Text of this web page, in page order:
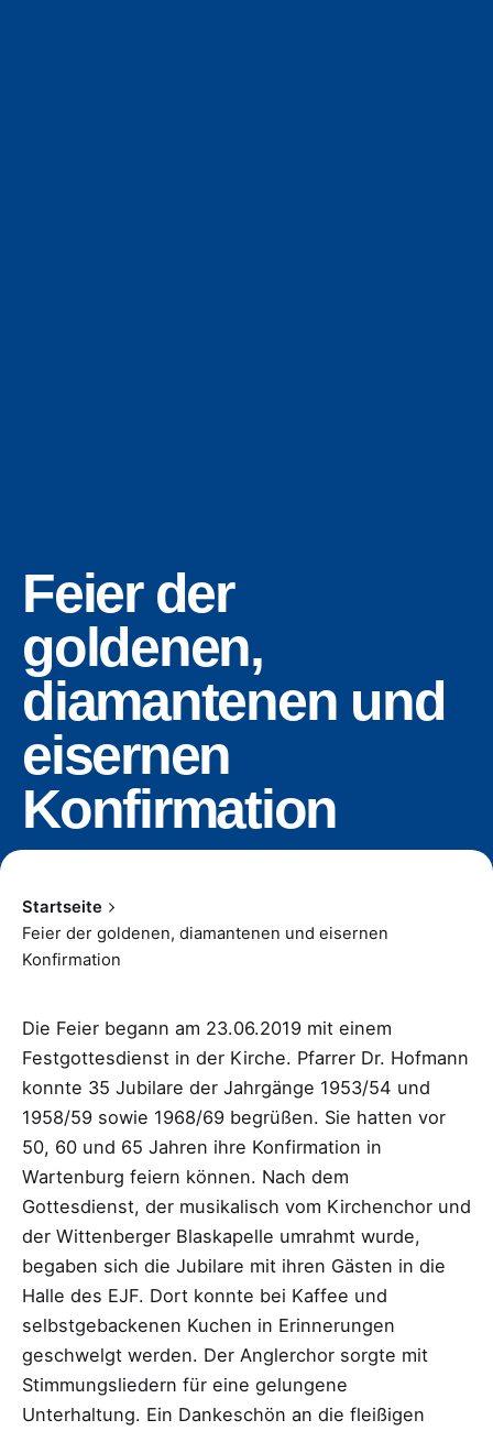
Feier der
goldenen,
diamantenen und
eisernen
Konfirmation
Startseite
Feier der goldenen, diamantenen und eisernen
Konfirmation
Die Feier begann am 23.06.2019 mit einem
Festgottesdienst in der Kirche. Pfarrer Dr. Hofmann
konnte 35 Jubilare der Jahrgänge 1953/54 und
1958/59 sowie 1968/69 begrüßen. Sie hatten vor
50, 60 und 65 Jahren ihre Konfirmation in
Wartenburg feiern können. Nach dem
Gottesdienst, der musikalisch vom Kirchenchor und
der Wittenberger Blaskapelle umrahmt wurde,
begaben sich die Jubilare mit ihren Gästen in die
Halle des EJF. Dort konnte bei Kaffee und
selbstgebackenen Kuchen in Erinnerungen
geschwelgt werden. Der Anglerchor sorgte mit
Stimmungsliedern für eine gelungene
Unterhaltung. Ein Dankeschön an die fleißigen